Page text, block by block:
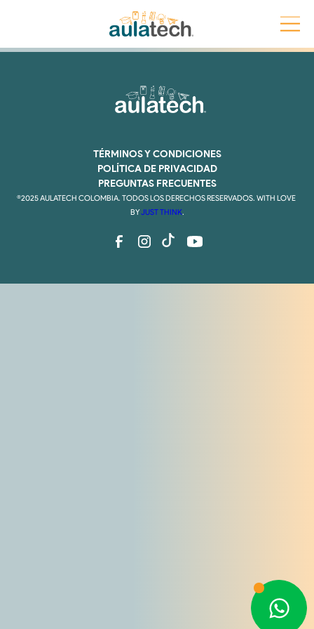
Cursos ICFES
TÉRMINOS Y CONDICIONES
POLÍTICA DE PRIVACIDAD
PREGUNTAS FRECUENTES
®2025 AULATECH COLOMBIA. TODOS LOS DERECHOS RESERVADOS. WITH LOVE
BY JUST THINK.